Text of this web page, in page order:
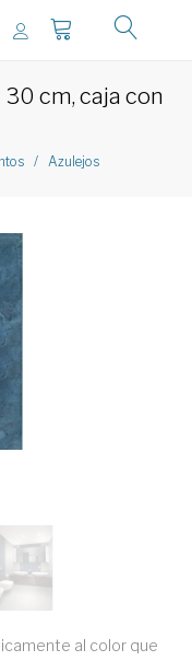
30 cm, caja con
/ Azulejos
al color que